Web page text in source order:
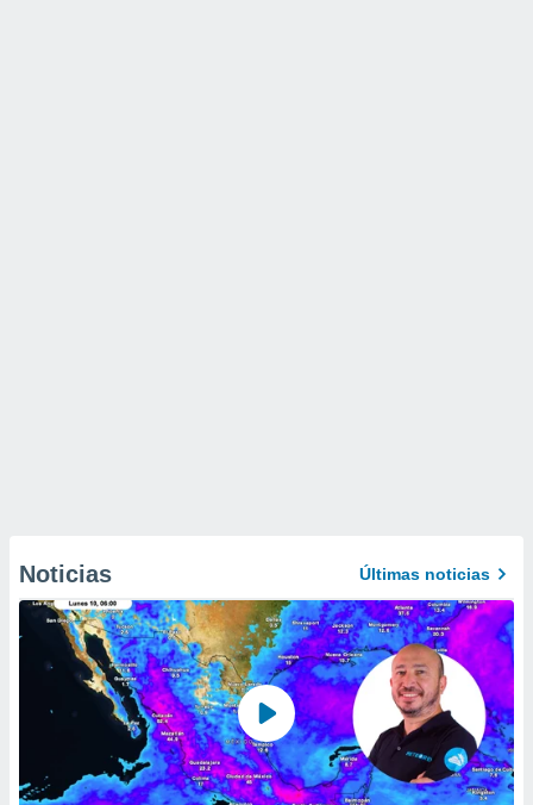
Noticias Últimas noticias